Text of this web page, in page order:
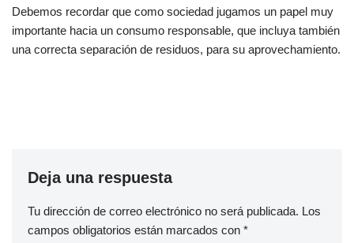
Debemos recordar que como sociedad jugamos un papel muy
importante hacia un consumo responsable, que incluya también
una correcta separación de residuos, para su aprovechamiento.
Deja una respuesta
Tu dirección de correo electrónico no será publicada. Los
campos obligatorios están marcados con *